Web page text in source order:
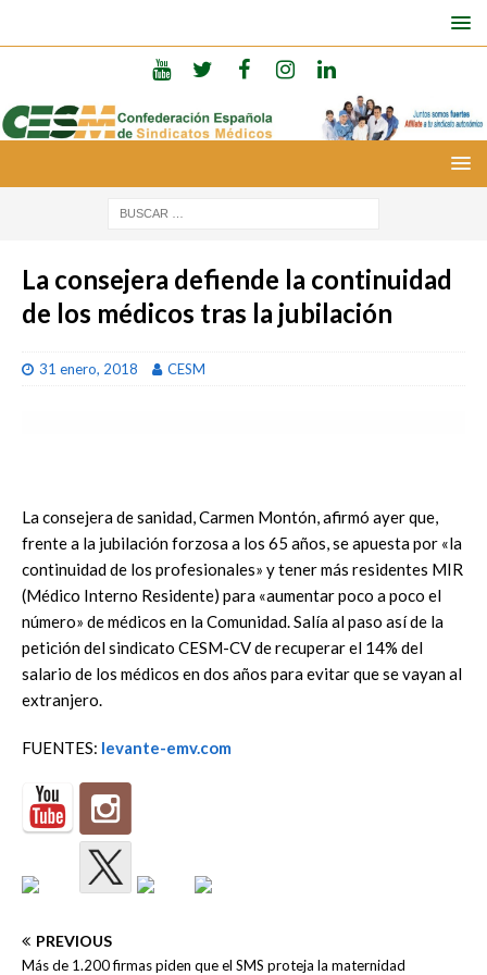
La consejera defiende la continuidad
de los médicos tras la jubilación
31 enero, 2018 CESM
La consejera de sanidad, Carmen Montón, afirmó ayer que,
frente a la jubilación forzosa a los 65 años, se apuesta por «la
continuidad de los profesionales» y tener más residentes MIR
(Médico Interno Residente) para «aumentar poco a poco el
número» de médicos en la Comunidad. Salía al paso así de la
petición del sindicato CESM-CV de recuperar el 14% del
salario de los médicos en dos años para evitar que se vayan al
extranjero.
FUENTES: levante-emv.com
PREVIOUS
Más de 1.200 firmas piden que el SMS proteja la maternidad